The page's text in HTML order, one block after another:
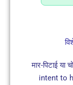
मार-पिटाई
intent to